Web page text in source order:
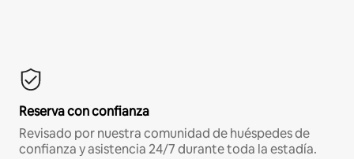
Reserva con confianza
Revisado por nuestra comunidad de huéspedes de
confianza y asistencia 24/7 durante toda la estadía.